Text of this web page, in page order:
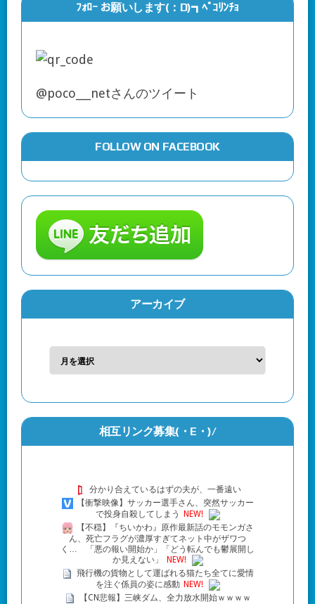
ﾌｫﾛｰ お願いします(：D)┓ﾍﾟｺﾘﾝﾁｮ
@poco___netさんのツイート
FOLLOW ON FACEBOOK
アーカイブ
相互リンク募集(・Ε・)/
分かり合えているはずの夫が、一番遠い
【衝撃映像】サッカー選手さん、突然サッカー
で投身自殺してしまう
NEW!
【不穏】『ちいかわ』原作最新話のモモンガさ
ん、死亡フラグが濃厚すぎてネット中がザワつ
く… 「悪の報い開始か」「どう転んでも鬱展開し
か見えない」
NEW!
飛行機の貨物として運ばれる猫たち全てに愛情
を注ぐ係員の姿に感動 NEW!
【CN悲報】三峡ダム、全力放水開始ｗｗｗｗ